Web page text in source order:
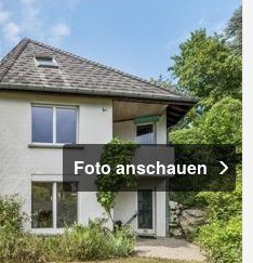
Foto anschauen